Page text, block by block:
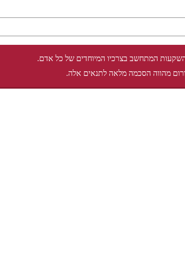
השקעות המתחשב בצרכיו המיוחדים של כל אדם.
מהווה הסכמה מלאה לתנאים אלה.